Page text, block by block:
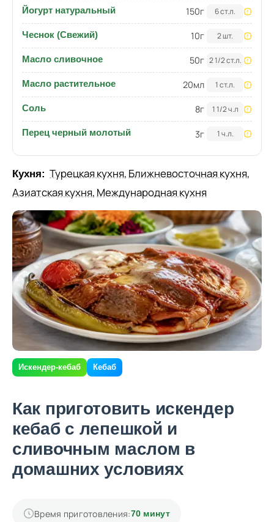
Йогурт натуральный 150г 6 ст.л.
Чеснок (Свежий) 10г 2 шт.
Масло сливочное 50г 2 1/2 ст.л.
Масло растительное 20мл 1 ст.л.
Соль 8г 1 1/2 ч.л
Перец черный молотый 3г 1 ч.л.
Кухня: Турецкая кухня, Ближневосточная кухня,
Азиатская кухня, Международная кухня
Искендер-кебаб Кебаб
Как приготовить искендер
кебаб с лепешкой и
сливочным маслом в
домашних условиях
Время приготовления:70 минут